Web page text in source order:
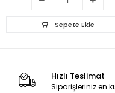
Sepete Ekle
Hızlı Teslimat
Siparişleriniz en